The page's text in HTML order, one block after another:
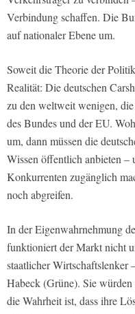
Verbindung schaffen. Die
auf nationaler Ebene um.
Soweit die Theorie der
Realität: Die deutschen
zu den weltweit wenigen,
des Bundes und der EU.
um, dann müssen die
Wissen öffentlich anbieten –
Konkurrenten zugänglich
noch abgreifen.
In der Eigenwahrnehmung
funktioniert der Markt nicht
staatlicher Wirtschaftslenker
Habeck (Grüne). Sie
die Wahrheit ist, dass ihre